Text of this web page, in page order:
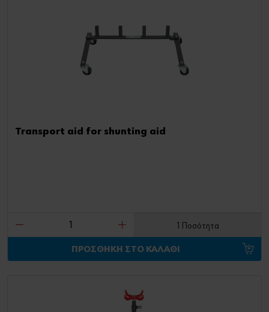
Transport aid for shunting aid
1 Ποσότητα
ΠΡΟΣΘΗΚΗ ΣΤΟ ΚΑΛΑΘΙ